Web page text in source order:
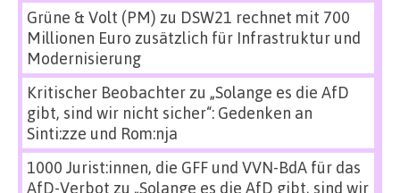
Grüne & Volt (PM) zu DSW21 rechnet mit 700
Millionen Euro zusätzlich für Infrastruktur und
Modernisierung
Kritischer Beobachterzu „Solange es die AfD
gibt, sind wir nicht sicher“: Gedenken an
Sinti:zze und Rom:nja
1000 Jurist:innen, die GFF und VVN-BdA für das
AfD-Verbot zu „Solange es die AfD gibt, sind wir